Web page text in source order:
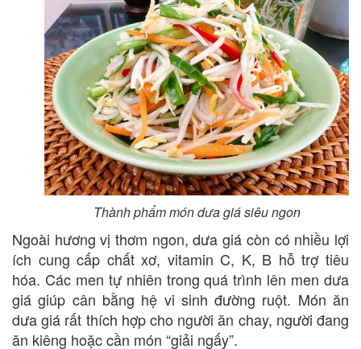
Thành phẩm món dưa giá siêu ngon
Ngoài hương vị thơm ngon, dưa giá còn có nhiều lợi
ích cung cấp chất xơ, vitamin C, K, B hỗ trợ tiêu
hóa. Các men tự nhiên trong quá trình lên men dưa
giá giúp cân bằng hệ vi sinh đường ruột. Món ăn
dưa giá rất thích hợp cho người ăn chay, người đang
ăn kiêng hoặc cần món “giải ngấy”.